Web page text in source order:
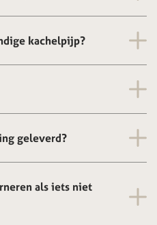
kachelpijp?
geleverd?
als iets niet